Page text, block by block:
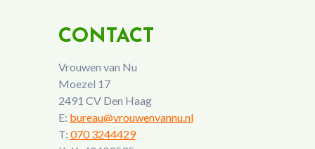
CONTACT
Vrouwen van Nu
Moezel 17
2491 CV Den Haag
E: bureau@vrouwenvannu.nl
T: 070 3244429